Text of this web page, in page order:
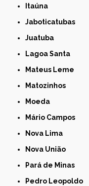
Itaúna
Jaboticatubas
Juatuba
Lagoa Santa
Mateus Leme
Matozinhos
Moeda
Mário Campos
Nova Lima
Nova União
Pará de Minas
Pedro Leopoldo